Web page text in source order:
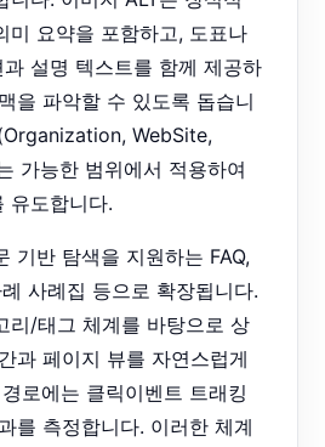
미 요약을 포함하고, 도표나
설명 텍스트를 함께 제공하
을 파악할 수 있도록 돕습니
WebSite,
가능한 범위에서 적용하여
유도합니다.
기반 탐색을 지원하는 FAQ,
사례집 등으로 확장됩니다.
리/태그 체계를 바탕으로 상
과 페이지 뷰를 자연스럽게
로에는 클릭이벤트 트래킹
를 측정합니다. 이러한 체계